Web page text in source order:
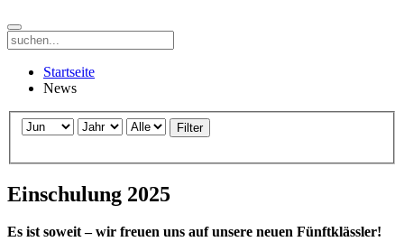
Startseite
News
Filter
Einschulung 2025
Es ist soweit – wir freuen uns auf unsere neuen Fünftklässler!